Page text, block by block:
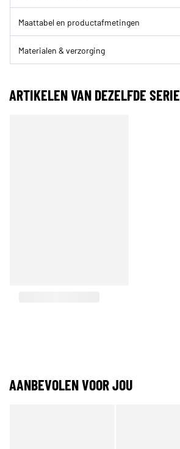
Maattabel en productafmetingen
Materialen & verzorging
ARTIKELEN VAN DEZELFDE SERIE
AANBEVOLEN VOOR JOU